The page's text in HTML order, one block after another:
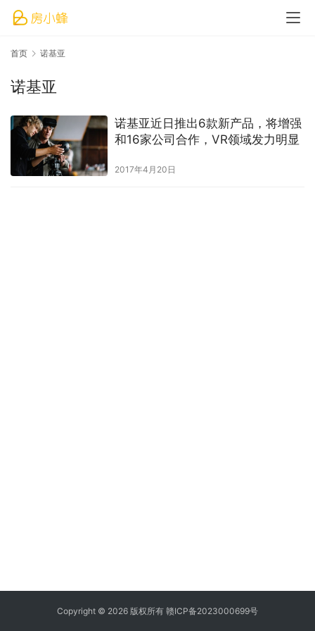
首页 诺基亚
诺基亚
诺基亚近日推出6款新产品，将增强
和16家公司合作，VR领域发力明显
2017年4月20日
Copyright © 2026 版权所有 赣ICP备2023000699号